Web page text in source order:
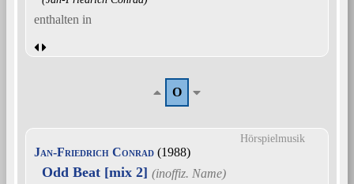
enthalten in
O
Hörspielmusik
Jan-Friedrich Conrad (1988)
Odd Beat [mix 2]